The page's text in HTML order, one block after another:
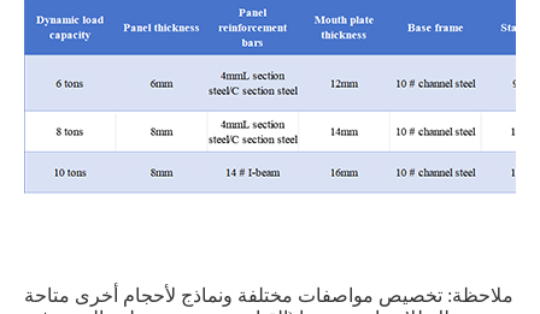
ملاحظة: تخصيص مواصفات مختلفة ونماذج لأحجام أخرى متاحة